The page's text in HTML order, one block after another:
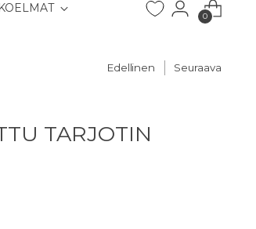
0
Edellinen Seuraava
TARJOTIN